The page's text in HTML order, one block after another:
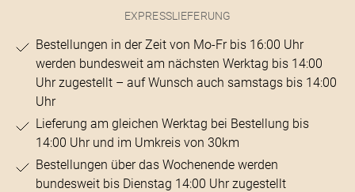
EXPRESSLIEFERUNG
Bestellungen in der Zeit von Mo-Fr bis 16:00 Uhr
werden bundesweit am nächsten Werktag bis 14:00
Uhr zugestellt – auf Wunsch auch samstags bis 14:00
Uhr
Lieferung am gleichen Werktag bei Bestellung bis
14:00 Uhr und im Umkreis von 30km
Bestellungen über das Wochenende werden
bundesweit bis Dienstag 14:00 Uhr zugestellt